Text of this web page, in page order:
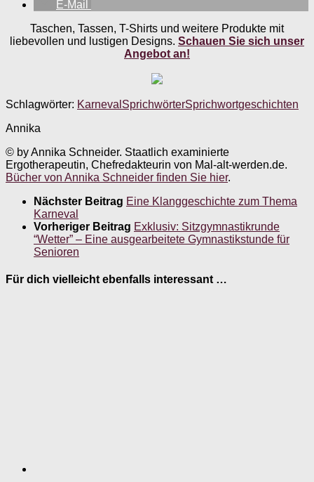
E-Mail
Taschen, Tassen, T-Shirts und weitere Produkte mit
liebevollen und lustigen Designs. Schauen Sie sich unser
Angebot an!
Schlagwörter: Karneval SprichwörterSprichwortgeschichten
Annika
© by Annika Schneider. Staatlich examinierte
Ergotherapeutin, Chefredakteurin von Mal-alt-werden.de.
Bücher von Annika Schneider finden Sie hier.
Nächster Beitrag Eine Klanggeschichte zum Thema
Karneval
Vorheriger Beitrag Exklusiv: Sitzgymnastikrunde
“Wetter” – Eine ausgearbeitete Gymnastikstunde für
Senioren
Für dich vielleicht ebenfalls interessant …